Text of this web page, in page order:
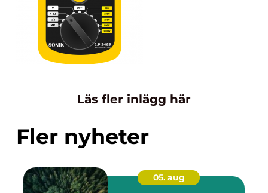
Läs fler inlägg här
Fler nyheter
05. aug